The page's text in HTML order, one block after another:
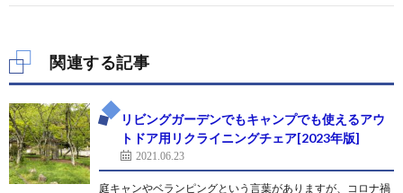
関連する記事
リビングガーデンでもキャンプでも使えるアウ
トドア用リクライニングチェア[2023年版]
2021.06.23
庭キャンやベランピングという言葉がありますが、コロナ禍